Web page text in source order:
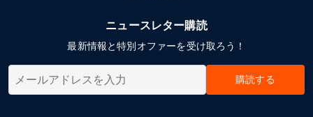
ニュースレター購読
最新情報と特別オファーを受け取ろう！
購読する